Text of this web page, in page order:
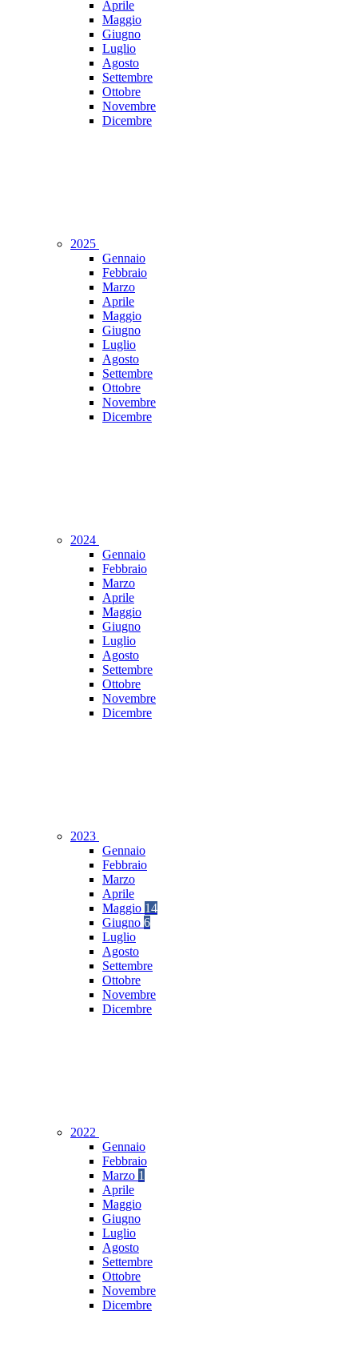
Aprile
Maggio
Giugno
Luglio
Agosto
Settembre
Ottobre
Novembre
Dicembre
2025
Gennaio
Febbraio
Marzo
Aprile
Maggio
Giugno
Luglio
Agosto
Settembre
Ottobre
Novembre
Dicembre
2024
Gennaio
Febbraio
Marzo
Aprile
Maggio
Giugno
Luglio
Agosto
Settembre
Ottobre
Novembre
Dicembre
2023
Gennaio
Febbraio
Marzo
Aprile
Maggio 14
Giugno 6
Luglio
Agosto
Settembre
Ottobre
Novembre
Dicembre
2022
Gennaio
Febbraio
Marzo 1
Aprile
Maggio
Giugno
Luglio
Agosto
Settembre
Ottobre
Novembre
Dicembre